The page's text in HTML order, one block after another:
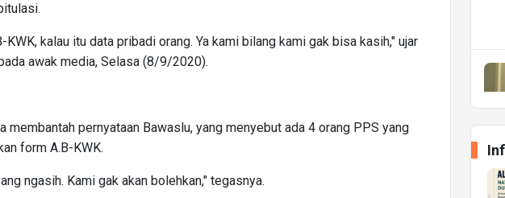
KWK, kalau itu data pribadi orang. Ya kami bilang kami gak bisa kasih," ujar
awak media, Selasa (8/9/2020).
membantah pernyataan Bawaslu, yang menyebut ada 4 orang PPS yang
form A.B-KWK.
ngasih. Kami gak akan bolehkan," tegasnya.